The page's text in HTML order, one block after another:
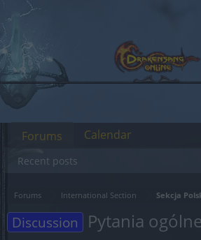
Forums International Section Sekcja
Discussion Pytania
Forums
Recent posts
Calendar